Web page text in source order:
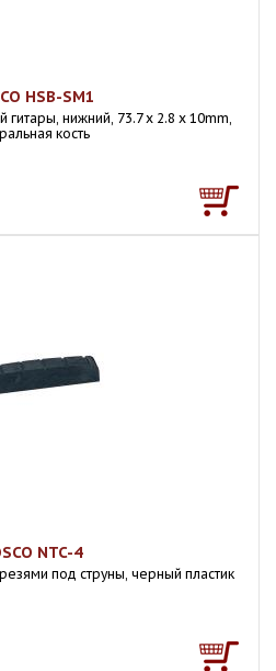
HSB-SM1
гитары, нижний, 73.7 x 2.8 x 10mm,
кость
NTC-4
под струны, черный пластик